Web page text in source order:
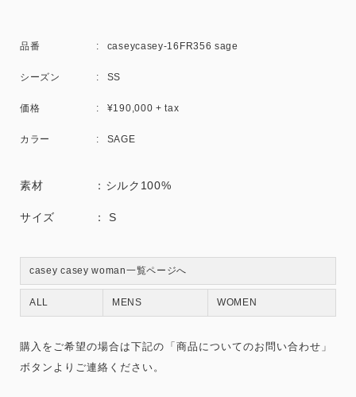
品番 caseycasey-16FR356 sage
シーズン SS
価格 ¥190,000 + tax
カラー SAGE
素材 ：シルク100%
サイズ ： S
casey casey woman一覧ページへ
ALL MENS WOMEN
購入をご希望の場合は下記の「商品についてのお問い合わせ」
ボタンよりご連絡ください。